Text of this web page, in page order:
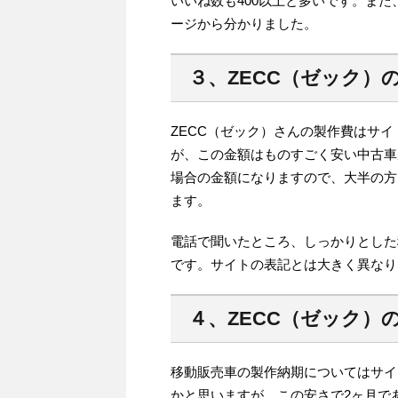
ージから分かりました。
３、ZECC（ゼック）
ZECC（ゼック）さんの製作費はサ
が、この金額はものすごく安い中古
場合の金額になりますので、大半の
ます。
電話で聞いたところ、しっかりとし
です。サイトの表記とは大きく異な
４、ZECC（ゼック）
移動販売車の製作納期についてはサ
かと思いますが、この安さで2ヶ月